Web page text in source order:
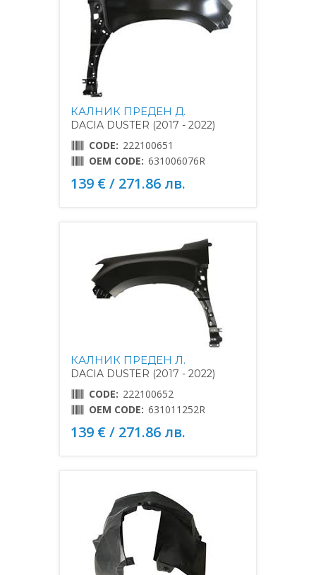
КАЛНИК ПРЕДЕН Д.
DACIA DUSTER (2017 - 2022)
CODE: 222100651
OEM CODE: 631006076R
139 € / 271.86 лв.
КАЛНИК ПРЕДЕН Л.
DACIA DUSTER (2017 - 2022)
CODE: 222100652
OEM CODE: 631011252R
139 € / 271.86 лв.